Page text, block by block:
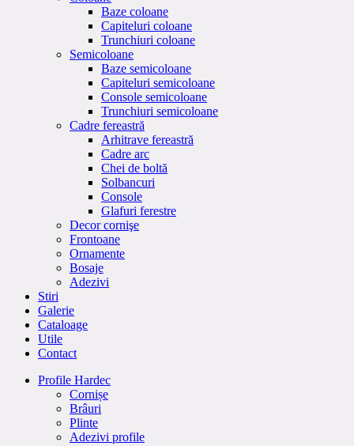
Baze coloane
Capiteluri coloane
Trunchiuri coloane
Semicoloane
Baze semicoloane
Capiteluri semicoloane
Console semicoloane
Trunchiuri semicoloane
Cadre fereastră
Arhitrave fereastră
Cadre arc
Chei de boltă
Solbancuri
Console
Glafuri ferestre
Decor cornişe
Frontoane
Ornamente
Bosaje
Adezivi
Stiri
Galerie
Cataloage
Utile
Contact
Profile Hardec
Cornișe
Brâuri
Plinte
Adezivi profile